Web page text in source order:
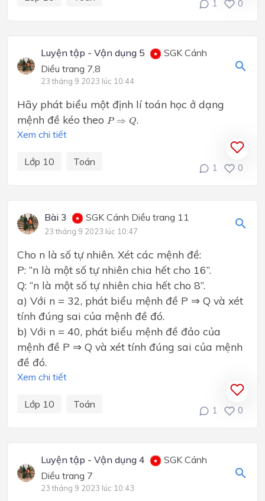
1 0
Luyện tập - Vận dụng 5
SGK Cánh
Diều trang 7,8
23 tháng 9 2023 lúc 10:44
Hãy phát biểu một định lí toán học ở dạng
mệnh đề kéo theo P ⇒ Q
P⇒ Q .
Xem chi tiết
Lớp 10 Toán
1 0
Bài 3 SGK Cánh Diều trang 11
23 tháng 9 2023 lúc 10:47
Cho n là số tự nhiên. Xét các mệnh đề:
P: “n là một số tự nhiên chia hết cho 16”.
Q: “n là một số tự nhiên chia hết cho 8”.
a) Với n = 32, phát biểu mệnh đề P ⇒ Q và xét
tính đúng sai của mệnh đề đó.
b) Với n = 40, phát biểu mệnh đề đảo của
mệnh đề P ⇒ Q và xét tính đúng sai của mệnh
đề đó.
Xem chi tiết
Lớp 10 Toán
1 0
Luyện tập - Vận dụng 4
SGK Cánh
Diều trang 7
23 tháng 9 2023 lúc 10:43